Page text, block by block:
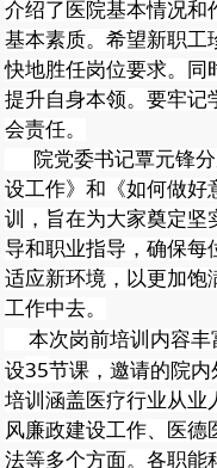
介绍了医院基本情况和
基本素质。希望新职工
快地胜任岗位要求。同
提升自身本领。要牢记
会责任。
院党委书记覃元锋
设工作》和《如何做好
训，旨在为大家奠定坚
导和职业指导，确保每
适应新环境，以更加饱
工作中去。
本次岗前培训内容
设35节课，邀请的院内
培训涵盖医疗行业从业
风廉政建设工作、医
法等多个方面。各职能